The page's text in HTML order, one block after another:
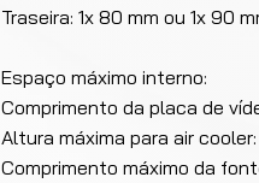
Traseira: 1x 80 mm ou 1x 90
Espaço máximo interno:
Comprimento da placa de
Altura máxima para air
Comprimento máximo da